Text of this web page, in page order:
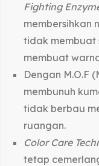
Fighting
membersihkan
tidak membuat
membuat
Dengan M.O.F
membunuh
tidak berbau
ruangan.
Color Care
tetap